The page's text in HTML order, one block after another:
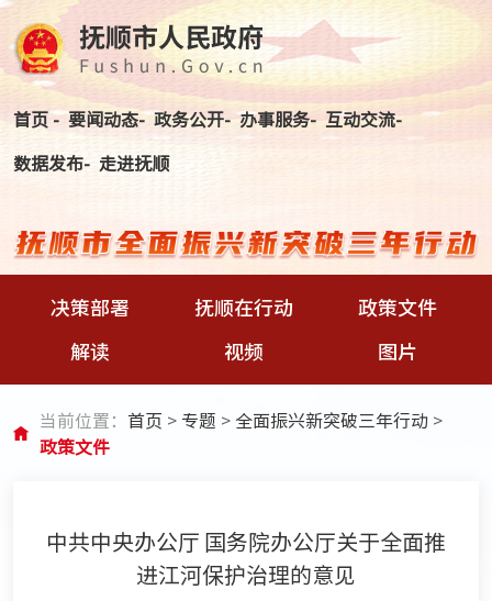
首页 -要闻动态-政务公开-办事服务- 互动交流-
数据发布- 走进抚顺
决策部署 抚顺在行动
政策文件
解读
视频 图片
当前位置： 首页 > 专题 > 全面振兴新突破三年行动 >
政策文件
中共中央办公厅 国务院办公厅关于全面推
进江河保护治理的意见